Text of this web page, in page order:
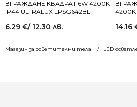
Магазин за осветителни тела LED
ВГРАЖДАНЕ КВАДРАТ 6W 4200K
IP44 ULTRALUX LPSG642BL
6.29 €/ 12.30 лв. 14.16